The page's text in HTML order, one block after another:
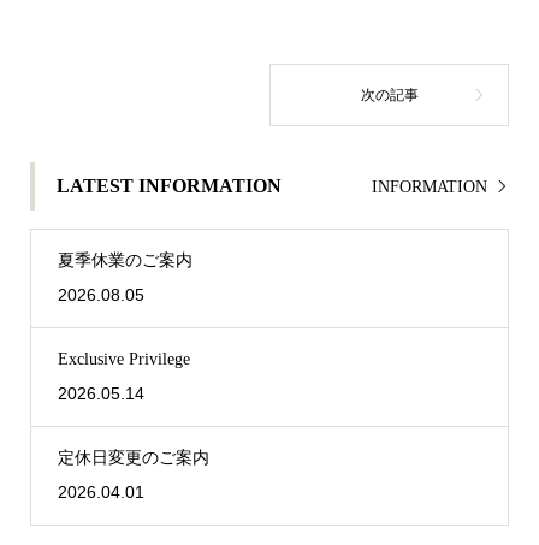
LATEST INFORMATION INFORMATION
夏季休業のご案内
2026.08.05
Exclusive Privilege
2026.05.14
定休日変更のご案内
2026.04.01